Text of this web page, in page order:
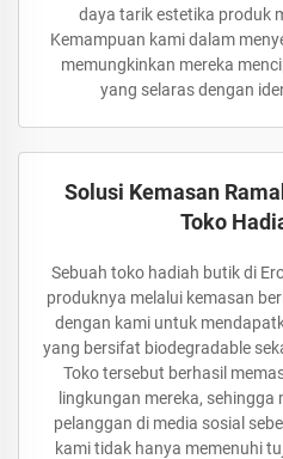
daya tarik estetika produk
Kemampuan kami dalam
memungkinkan mereka
yang selaras dengan
Solusi Kemasan
Toko
Sebuah toko hadiah butik di
produknya melalui kemasan
dengan kami untuk
yang bersifat biodegradable
Toko tersebut berhasil
lingkungan mereka,
pelanggan di media sosial
kami tidak hanya memenuhi